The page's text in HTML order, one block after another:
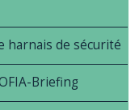
harnais de sécurité
Briefing